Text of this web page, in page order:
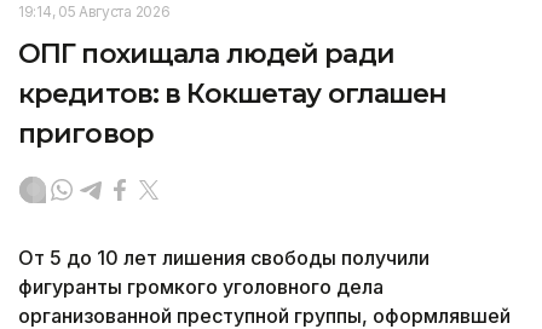
19:14, 05 Августа 2026
ОПГ похищала людей ради
кредитов: в Кокшетау оглашен
приговор
От 5 до 10 лет лишения свободы получили
фигуранты громкого уголовного дела
организованной преступной группы, оформлявшей